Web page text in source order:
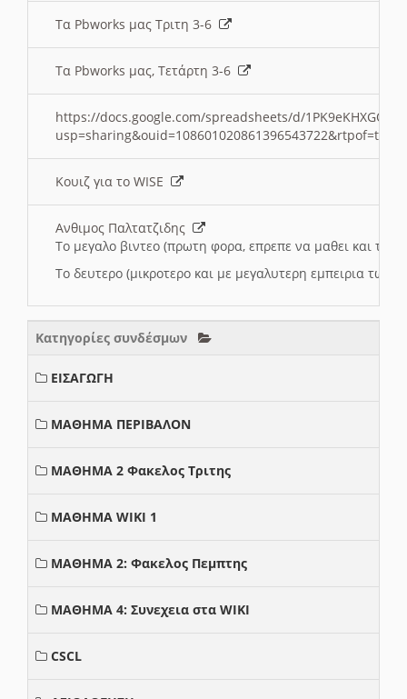
Τα Pbworks μας Τριτη 3-6
Τα Pbworks μας, Τετάρτη 3-6
https://docs.google.com/spreadsheets/d/
Κουιζ για το WISE
Ανθιμος Παλτατζιδης
Το μεγαλο βιντεο (πρωτη φορα, επρεπε να μαθει και το
Το δευτερο (μικροτερο και με μεγαλυτερη εμπειρια
Κατηγορίες συνδέσμων
ΕΙΣΑΓΩΓΗ
ΜΑΘΗΜΑ ΠΕΡΙΒΑΛΟΝ
ΜΑΘΗΜΑ 2 Φακελος Τριτης
ΜΑΘΗΜΑ WIKI 1
ΜΑΘΗΜΑ 2: Φακελος Πεμπτης
ΜΑΘΗΜΑ 4: Συνεχεια στα WIKI
CSCL